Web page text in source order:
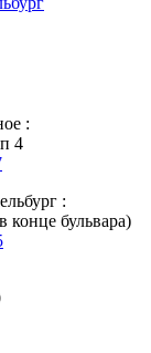
:
4
:
конце бульвара)